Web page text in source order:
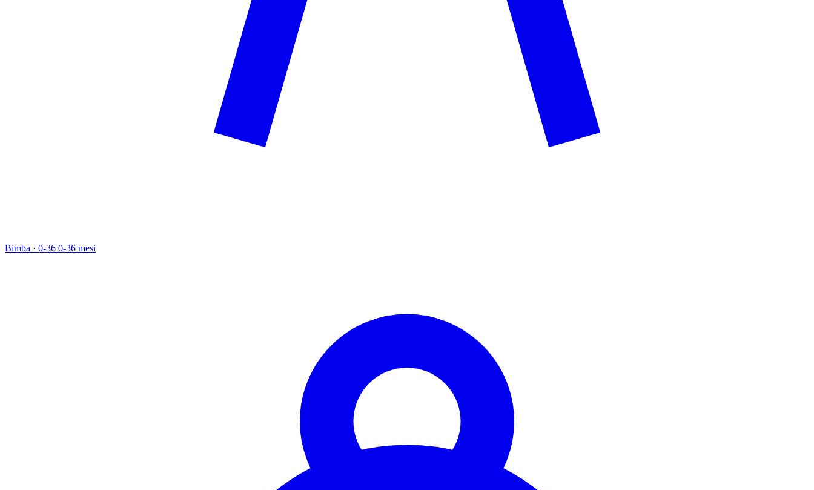
Bimba · 0-36 0-36 mesi